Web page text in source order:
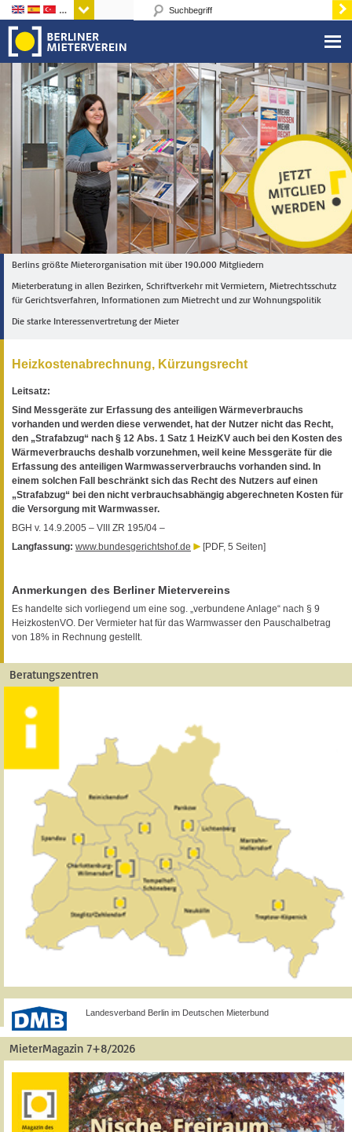
Sprachen
Berlins größte Mieterorganisation mit über 190.000 Mitgliedern
Mieterberatung in allen Bezirken, Schriftverkehr mit Vermietern, Mietrechtsschutz
für Gerichtsverfahren, Informationen zum Mietrecht und zur Wohnungspolitik
Die starke Interessenvertretung der Mieter
Heizkostenabrechnung, Kürzungsrecht
Leitsatz:
Sind Messgeräte zur Erfassung des anteiligen Wärmeverbrauchs
vorhanden und werden diese verwendet, hat der Nutzer nicht das Recht,
den „Strafabzug“ nach § 12 Abs. 1 Satz 1 HeizKV auch bei den Kosten des
Wärmeverbrauchs deshalb vorzunehmen, weil keine Messgeräte für die
Erfassung des anteiligen Warmwasserverbrauchs vorhanden sind. In
einem solchen Fall beschränkt sich das Recht des Nutzers auf einen
„Strafabzug“ bei den nicht verbrauchsabhängig abgerechneten Kosten für
die Versorgung mit Warmwasser.
BGH v. 14.9.2005 – VIII ZR 195/04 –
Langfassung: www.bundesgerichtshof.de [PDF, 5 Seiten]
Anmerkungen des Berliner Mietervereins
Es handelte sich vorliegend um eine sog. „verbundene Anlage“ nach § 9
HeizkostenVO. Der Vermieter hat für das Warmwasser den Pauschalbetrag
von 18% in Rechnung gestellt.
Beratungszentren
Landesverband Berlin im Deutschen Mieterbund
MieterMagazin 7+8/2026